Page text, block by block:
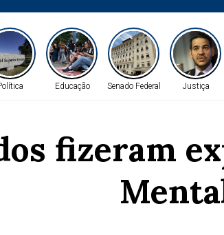
Educação Senado Federal Justiça
fizeram